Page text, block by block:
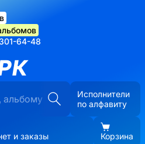
64-48
Исполнители
по алфавиту
и заказы Корзина